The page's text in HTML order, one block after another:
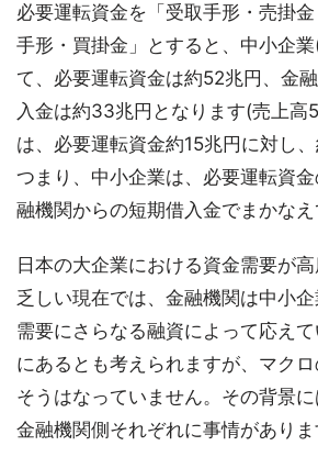
必要運転資金を「受取手形・売掛
手形・買掛金」とすると、中小企
て、必要運転資金は約52兆円、金
入金は約33兆円となります(売上高
は、必要運転資金約15兆円に対し、
つまり、中小企業は、必要運転資
融機関からの短期借入金でまかなえ
日本の大企業における資金需要が
乏しい現在では、金融機関は中小
需要にさらなる融資によって応え
にあるとも考えられますが、マク
そうはなっていません。その背景
金融機関側それぞれに事情がありま